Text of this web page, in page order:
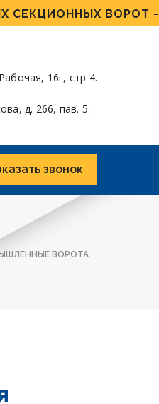
ВОРОТ - ОТ 4
16г, стр 4.
д. 266, пав. 5.
звонок
ВОРОТА